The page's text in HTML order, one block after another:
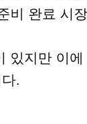
비 완료 시
있지만 이
.